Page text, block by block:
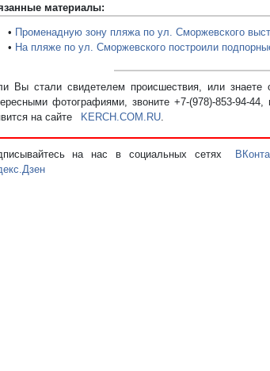
материалы:
• Променадную зону пляжа по ул. Сморжевского
• На пляже по ул. Сморжевского построили
Вы стали свидетелем происшествия, или знаете
фотографиями, звоните +7-(978)-853-94-44,
на сайте
KERCH.COM.RU.
на нас в социальных сетях